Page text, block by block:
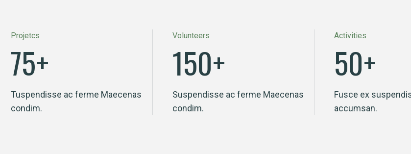
Projetcs
75+
Tuspendisse ac ferme Maecenas
condim.
Volunteers
150+
Suspendisse ac ferme Maecenas
condim.
Activities
50+
Fusce ex
accumsan.